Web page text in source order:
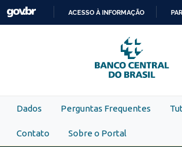
Skip to main content
PARA
O
CONTEÚDO
ACESSO À INFORMAÇÃO
Dados Perguntas Frequentes
Contato Sobre o Portal